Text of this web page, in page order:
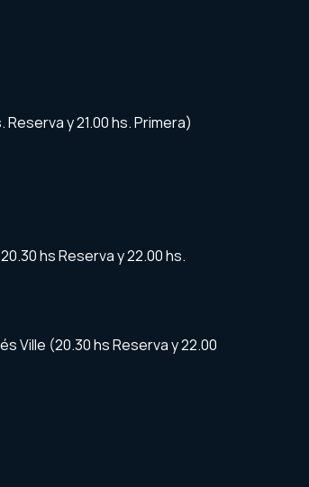
y 21.00 hs. Primera)
hs Reserva y 22.00 hs.
Ville (20.30 hs Reserva y 22.00